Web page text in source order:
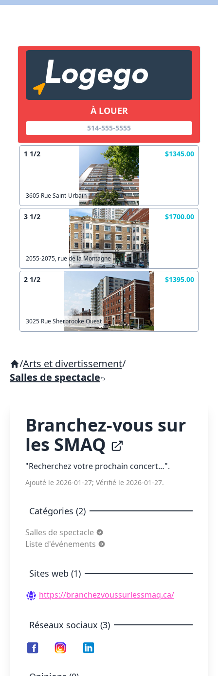
À LOUER
514-555-5555
1 1/2 $1345.00
3605 Rue Saint-Urbain
3 1/2 $1700.00
2055-2075, rue de la Montagne
2 1/2 $1395.00
3025 Rue Sherbrooke Ouest
/Arts et divertissement/
Salles de spectacle
Branchez-vous sur
les SMAQ
"Recherchez votre prochain concert…".
Ajouté le 2026-01-27; Vérifié le 2026-01-27.
Catégories (2)
Salles de spectacle
Liste d'événements
Sites web (1)
https://branchezvoussurlessmaq.ca/
Réseaux sociaux (3)
X Fermer Envoyez
Copier lien
X Fermer
X Fermer